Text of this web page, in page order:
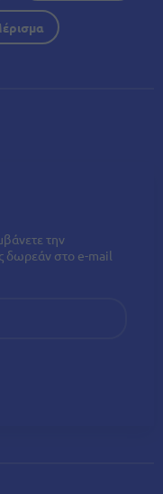
την
δωρεάν στο e-mail